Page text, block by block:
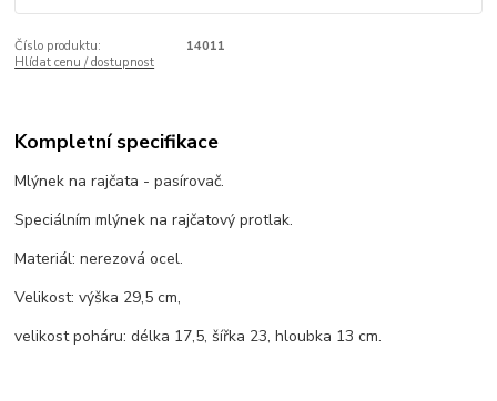
Číslo produktu:
14011
Hlídat cenu / dostupnost
Kompletní specifikace
Mlýnek na rajčata - pasírovač.
Speciálním mlýnek na rajčatový protlak.
Materiál: nerezová ocel.
Velikost: výška 29,5 cm,
velikost poháru: délka 17,5, šířka 23, hloubka 13 cm.